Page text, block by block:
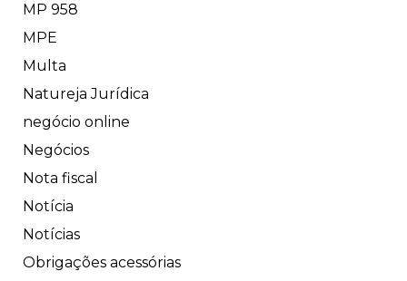
MP 958
MPE
Multa
Natureja Jurídica
negócio online
Negócios
Nota fiscal
Notícia
Notícias
Obrigações acessórias